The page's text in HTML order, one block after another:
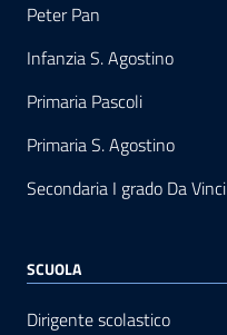
Peter Pan
Infanzia S. Agostino
Primaria Pascoli
Primaria S. Agostino
Secondaria I grado Da Vinci
SCUOLA
Dirigente scolastico